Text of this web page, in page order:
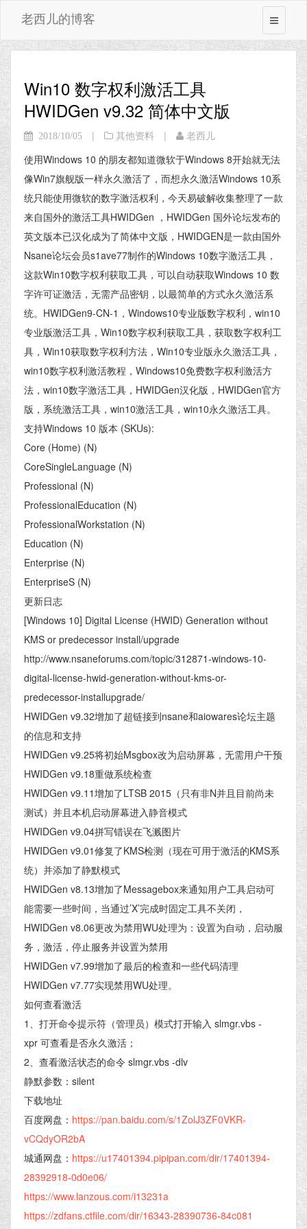
老西儿的博客
Win10 数字权利激活工具
HWIDGen v9.32 简体中文版
2018/10/05 | 其他资料 | 老西儿
使用Windows 10 的朋友都知道微软于Windows 8开始就无法
像Win7旗舰版一样永久激活了，而想永久激活Windows 10系
统只能使用微软的数字激活权利，今天易破解收集整理了一款
来自国外的激活工具HWIDGen ，HWIDGen 国外论坛发布的
英文版本已汉化成为了简体中文版，HWIDGEN是一款由国外
Nsane论坛会员s1ave77制作的Windows 10数字激活工具，
这款Win10数字权利获取工具，可以自动获取Windows 10 数
字许可证激活，无需产品密钥，以最简单的方式永久激活系
统。HWIDGen9-CN-1，Windows10专业版数字权利，win10
专业版激活工具，Win10数字权利获取工具，获取数字权利工
具，Win10获取数字权利方法，Win10专业版永久激活工具，
win10数字权利激活教程，Windows10免费数字权利激活方
法，win10数字激活工具，HWIDGen汉化版，HWIDGen官方
版，系统激活工具，win10激活工具，win10永久激活工具。
支持Windows 10 版本 (SKUs):
Core (Home) (N)
CoreSingleLanguage (N)
Professional (N)
ProfessionalEducation (N)
ProfessionalWorkstation (N)
Education (N)
Enterprise (N)
EnterpriseS (N)
更新日志
[Windows 10] Digital License (HWID) Generation without
KMS or predecessor install/upgrade
http://www.nsaneforums.com/topic/312871-windows-10-
digital-license-hwid-generation-without-kms-or-
predecessor-installupgrade/
HWIDGen v9.32增加了超链接到nsane和aiowares论坛主题
的信息和支持
HWIDGen v9.25将初始Msgbox改为启动屏幕，无需用户干预
HWIDGen v9.18重做系统检查
HWIDGen v9.11增加了LTSB 2015（只有非N并且目前尚未
测试）并且本机启动屏幕进入静音模式
HWIDGen v9.04拼写错误在飞溅图片
HWIDGen v9.01修复了KMS检测（现在可用于激活的KMS系
统）并添加了静默模式
HWIDGen v8.13增加了Messagebox来通知用户工具启动可
能需要一些时间，当通过’X’完成时固定工具不关闭，
HWIDGen v8.06更改为禁用WU处理为：设置为自动，启动服
务，激活，停止服务并设置为禁用
HWIDGen v7.99增加了最后的检查和一些代码清理
HWIDGen v7.77实现禁用WU处理。
如何查看激活
1、打开命令提示符（管理员）模式打开输入 slmgr.vbs -
xpr 可查看是否永久激活；
2、查看激活状态的命令 slmgr.vbs -dlv
静默参数：silent
下载地址
百度网盘： https://pan.baidu.com/s/1ZolJ3ZF0VKR-
vCQdyOR2bA
城通网盘： https://u17401394.pipipan.com/dir/17401394-
28392918-0d0e06/
https://www.lanzous.com/i13231a
https://zdfans.ctfile.com/dir/16343-28390736-84c081